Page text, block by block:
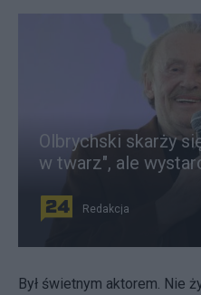
Olbrychski skarży
w twarz", ale
Redakcja
Był świetnym aktorem. Nie